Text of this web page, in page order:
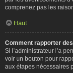
comprenez pas les
Haut
Comment rapporter
Si l’administrateur l’a
voir un bouton pour
aux étapes nécessaires